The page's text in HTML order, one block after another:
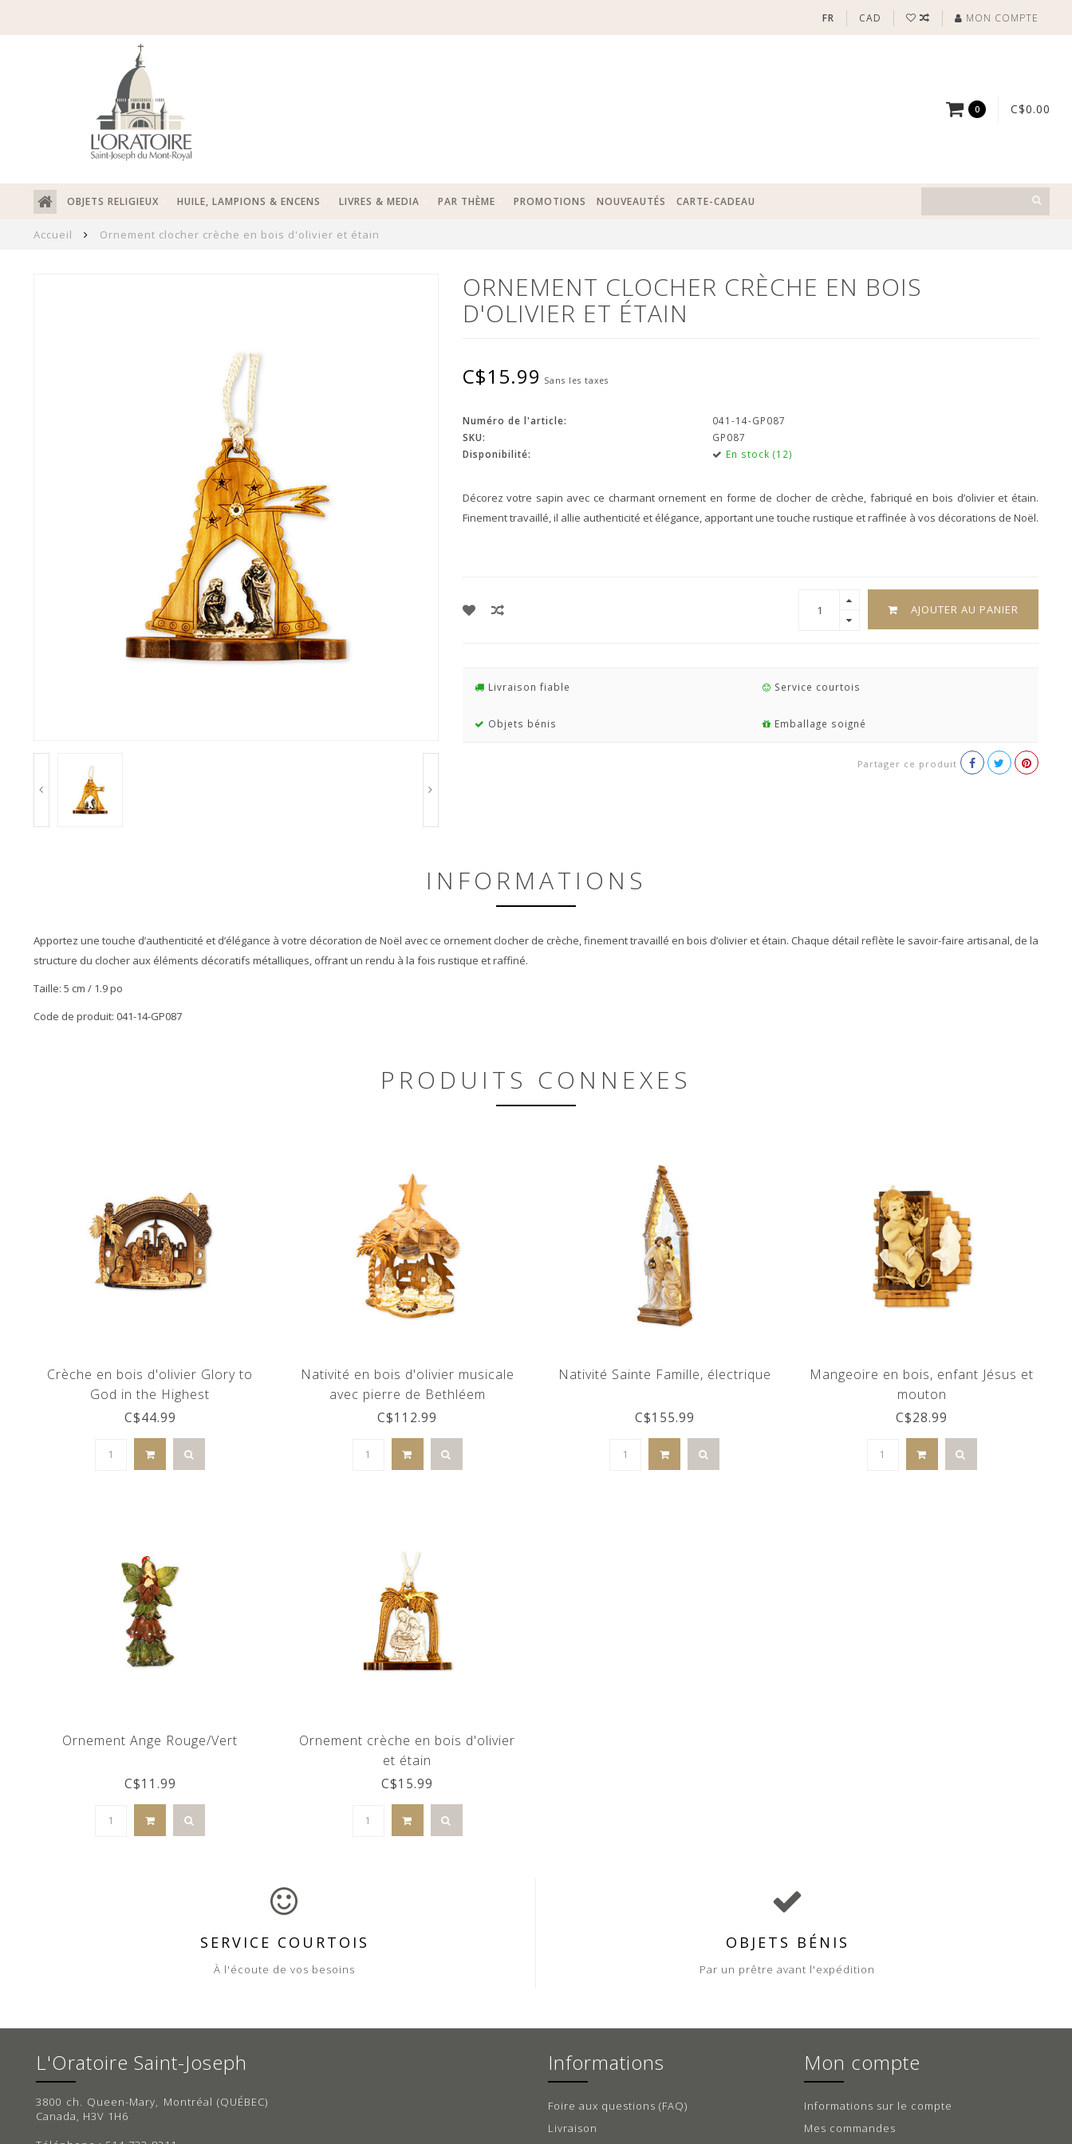
FR CAD MON COMPTE
0 C$0.00
OBJETS RELIGIEUX HUILE, LAMPIONS & ENCENS LIVRES & MEDIA PAR THÈME PROMOTIONS NOUVEAUTÉS CARTE-CADEAU
Accueil Ornement clocher crèche en bois d'olivier et étain
ORNEMENT CLOCHER CRÈCHE EN BOIS
D'OLIVIER ET ÉTAIN
C$15.99 Sans les taxes
Numéro de l'article:
041-14-GP087
SKU:
GP087
Disponibilité:
En stock (12)
Décorez votre sapin avec ce charmant ornement en forme de clocher de crèche, fabriqué en bois d’olivier et étain.
Finement travaillé, il allie authenticité et élégance, apportant une touche rustique et raffinée à vos décorations de Noël.
AJOUTER AU PANIER
Livraison fiable Service courtois
Objets bénis Emballage soigné
Partager ce produit
INFORMATIONS
Apportez une touche d’authenticité et d’élégance à votre décoration de Noël avec ce ornement clocher de crèche, finement travaillé en bois d’olivier et étain. Chaque détail reflète le savoir-faire artisanal, de la
structure du clocher aux éléments décoratifs métalliques, offrant un rendu à la fois rustique et raffiné.
Taille: 5 cm / 1.9 po
Code de produit: 041-14-GP087
PRODUITS CONNEXES
Crèche en bois d'olivier Glory to
God in the Highest
C$44.99
Nativité en bois d'olivier musicale
avec pierre de Bethléem
C$112.99
Nativité Sainte Famille, électrique
C$155.99
Mangeoire en bois, enfant Jésus et
mouton
C$28.99
Ornement Ange Rouge/Vert
C$11.99
Ornement crèche en bois d'olivier
et étain
C$15.99
SERVICE COURTOIS
À l'écoute de vos besoins
OBJETS BÉNIS
Par un prêtre avant l'expédition
L'Oratoire Saint-Joseph
3800 ch. Queen-Mary, Montréal (QUÉBEC)
Canada, H3V 1H6
Informations
Foire aux questions (FAQ)
Livraison
Mon compte
Informations sur le compte
Mes commandes